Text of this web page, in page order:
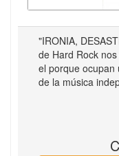
"IRONIA,
de Hard Rock
el porque ocupan
de la música